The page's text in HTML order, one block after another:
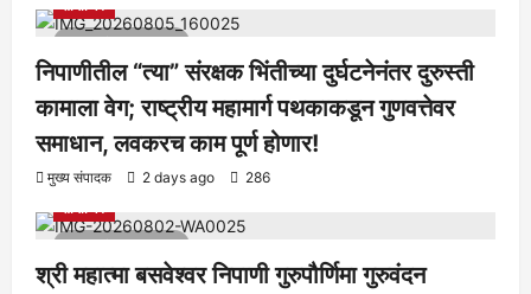
1 minute read
निपाणीतील “त्या” संरक्षक भिंतीच्या दुर्घटनेनंतर दुरुस्ती
कामाला वेग; राष्ट्रीय महामार्ग पथकाकडून गुणवत्तेवर
समाधान, लवकरच काम पूर्ण होणार!
मुख्य संपादक 2 days ago 286
1 minute read
आरोग्य क्रीडा ताज्या बातम्या निपाणी परिसर
श्री महात्मा बसवेश्वर निपाणी गुरुपौर्णिमा गुरुवंदन